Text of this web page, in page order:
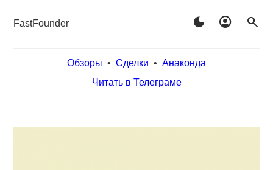
FastFounder dark_mode account_circle search
Обзоры • Сделки • Анаконда
Читать в Телеграме